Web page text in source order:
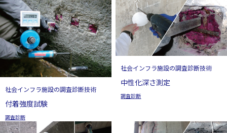
社会インフラ施設の調査診断技術
付着強度試験
調査診断
社会インフラ施設の調査診断技術
中性化深さ測定
調査診断